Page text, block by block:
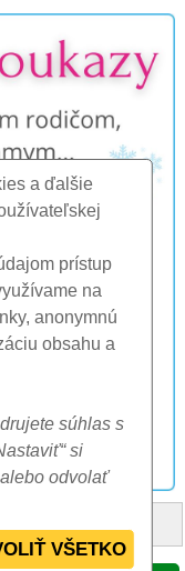
a ďalšie
prístup
na
anonymnú
obsahu a
súhlas s
si
odvolať
VŠETKO